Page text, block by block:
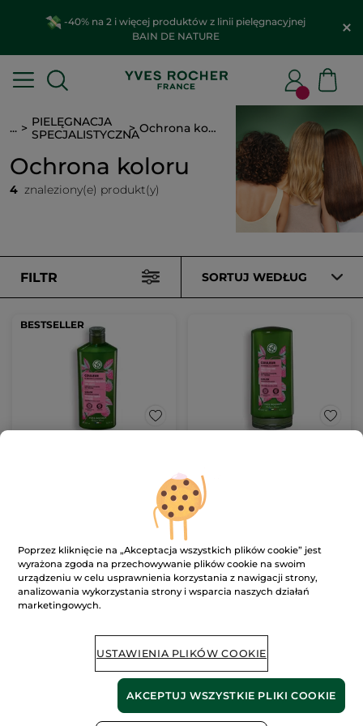
-40% na 2 i więcej produktów z linii pielęgnacyjnej
BAIN DE NATURE
...
PIELĘGNACJA
SPECJALISTYCZNA
Ochrona koloru
Ochrona koloru
4 znaleziony(e) produkt(y)
FILTR SORTUJ WEDŁUG
BESTSELLER
DODAJ DO
KOSZYKA
malinowym
189.50 zł / 1l
DODAJ DO
KOSZYKA
Poprzez kliknięcie na „Akceptacja wszystkich plików cookie” jest
wyrażona zgoda na przechowywanie plików cookie na swoim
urządzeniu w celu usprawnienia korzystania z nawigacji strony,
analizowania wykorzystania strony i wsparcia naszych działań
marketingowych.
USTAWIENIA PLIKÓW COOKIE
AKCEPTUJ WSZYSTKIE PLIKI COOKIE